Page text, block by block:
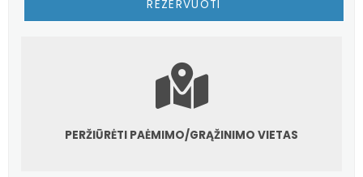
PERŽIŪRĖTI PAĖMIMO/GRĄŽINIMO VIETAS